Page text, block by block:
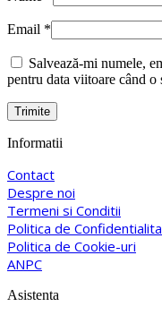
Email *
Salvează-mi numele,
pentru data viitoare când o
Informatii
Contact
Despre noi
Termeni si Conditii
Politica de
Politica de Cookie-uri
ANPC
Asistenta